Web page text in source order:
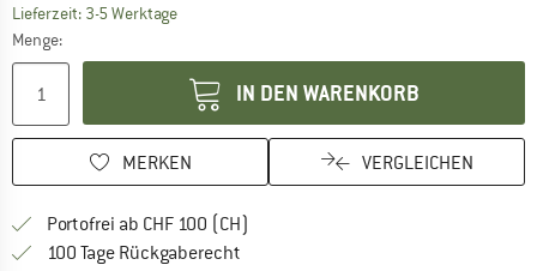
Lieferzeit: 3-5 WerktageDer Link öffnet sich in einer Infobox und
Menge:
IN DEN WARENKORB
MERKEN VERGLEICHEN
Portofrei ab CHF 100 (CH)
100 Tage Rückgaberecht